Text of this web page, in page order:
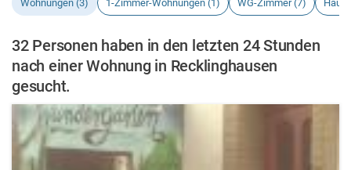
Wohnungen (3) 1-Zimmer-Wohnungen (1) WG-Zimmer (7)
32 Personen haben in den letzten 24 Stunden
nach einer Wohnung in Recklinghausen
gesucht.